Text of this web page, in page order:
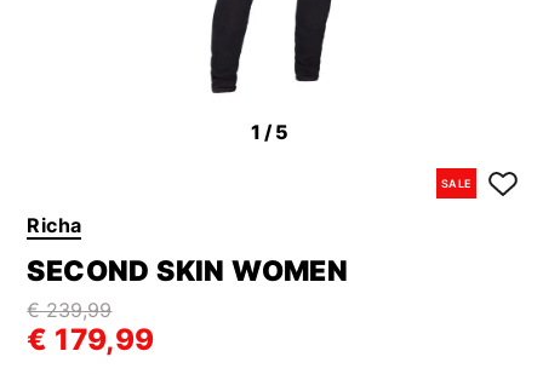
1 /5
SALE
Richa
SECOND SKIN WOMEN
€ 239,99
€ 179,99